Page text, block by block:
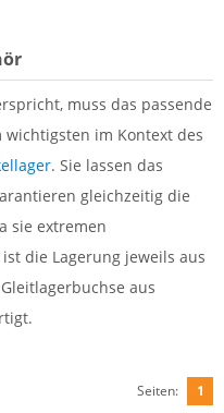
muss das passende
wichtigsten im Kontext des
. Sie lassen das
gleichzeitig die
sie extremen
die Lagerung jeweils aus
aus
Seiten: 1